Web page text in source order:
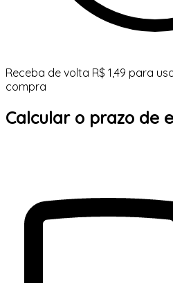
Receba de volta R$ 1,49 para
compra
Calcular o prazo de